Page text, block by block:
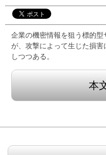
企業の機密情報を狙う標的
が、攻撃によって生じた損
しつつある。
本